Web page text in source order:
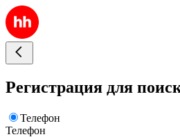
Регистрация для
Телефон
Телефон